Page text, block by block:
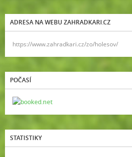
ADRESA NA WEBU ZAHRADKARI.CZ
https://www.zahradkari.cz/zo/holesov/
POČASÍ
STATISTIKY